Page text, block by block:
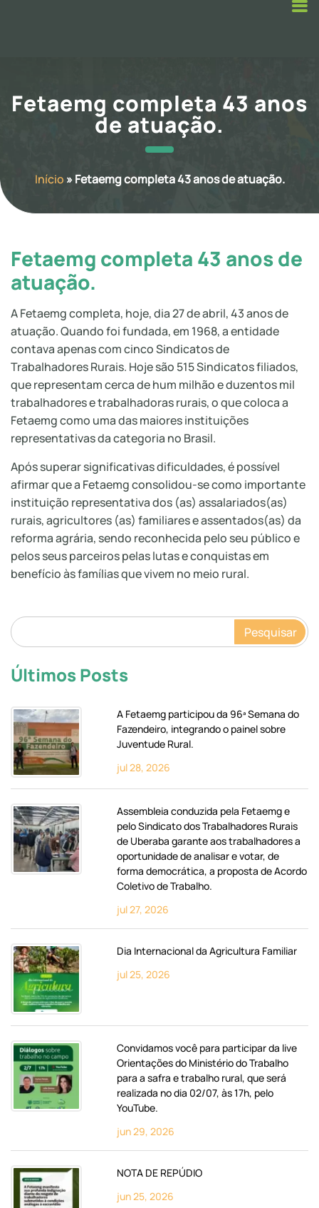
Fetaemg completa 43 anos
de atuação.
Início »Fetaemg completa 43 anos de atuação.
Fetaemg completa 43 anos de
atuação.
A Fetaemg completa, hoje, dia 27 de abril, 43 anos de
atuação. Quando foi fundada, em 1968, a entidade
contava apenas com cinco Sindicatos de
Trabalhadores Rurais. Hoje são 515 Sindicatos filiados,
que representam cerca de hum milhão e duzentos mil
trabalhadores e trabalhadoras rurais, o que coloca a
Fetaemg como uma das maiores instituições
representativas da categoria no Brasil.
Após superar significativas dificuldades, é possível
afirmar que a Fetaemg consolidou-se como importante
instituição representativa dos (as) assalariados(as)
rurais, agricultores (as) familiares e assentados(as) da
reforma agrária, sendo reconhecida pelo seu público e
pelos seus parceiros pelas lutas e conquistas em
benefício às famílias que vivem no meio rural.
Pesquisar
Últimos Posts
A Fetaemg participou da 96ª Semana do
Fazendeiro, integrando o painel sobre
Juventude Rural.
jul 28, 2026
Assembleia conduzida pela Fetaemg e
pelo Sindicato dos Trabalhadores Rurais
de Uberaba garante aos trabalhadores a
oportunidade de analisar e votar, de
forma democrática, a proposta de Acordo
Coletivo de Trabalho.
jul 27, 2026
Dia Internacional da Agricultura Familiar
jul 25, 2026
Convidamos você para participar da live
Orientações do Ministério do Trabalho
para a safra e trabalho rural, que será
realizada no dia 02/07, às 17h, pelo
YouTube.
jun 29, 2026
NOTA DE REPÚDIO
jun 25, 2026